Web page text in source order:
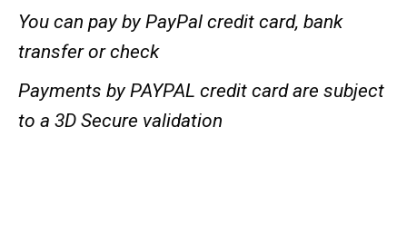
You can pay by PayPal credit card, bank
transfer or check
Payments by PAYPAL credit card are subject
to a 3D Secure validation